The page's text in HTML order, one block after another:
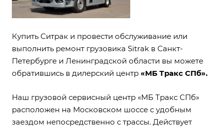
Купить Ситрак и провести обслуживание или
выполнить ремонт грузовика Sitrak в Санкт-
Петербурге и Ленинградской области вы можете
обратившись в дилерский центр «МБ Тракс СПб».
Наш грузовой сервисный центр «МБ Тракс СПб»
расположен на Московском шоссе с удобным
заездом непосредственно с трассы. Действует